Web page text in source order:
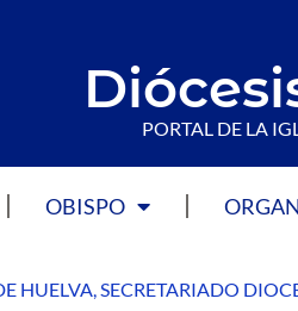
PORTAL DE LA
OBISPO
HUELVA,SECRETARIADO